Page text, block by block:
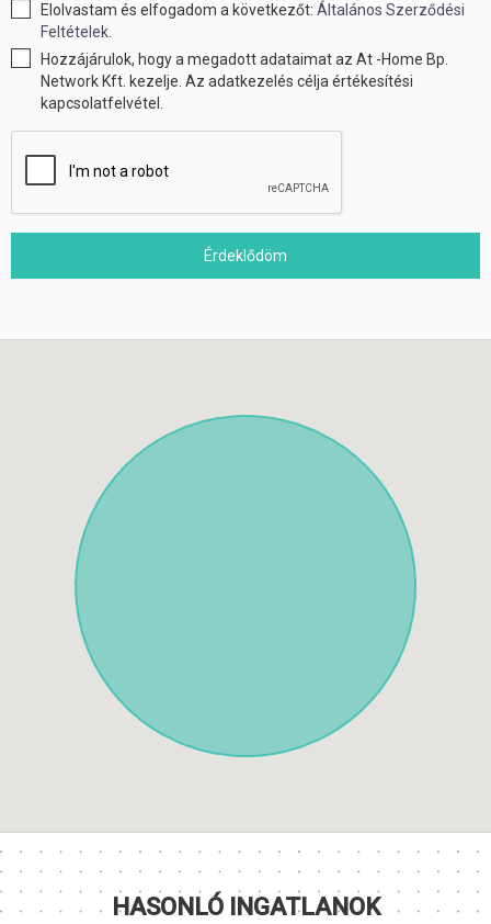
Elolvastam és elfogadom a következőt:Általános Szerződési
Feltételek.
Hozzájárulok, hogy a megadott adataimat az At -Home Bp.
Network Kft. kezelje. Az adatkezelés célja értékesítési
kapcsolatfelvétel.
Érdeklődöm
HASONLÓ INGATLANOK